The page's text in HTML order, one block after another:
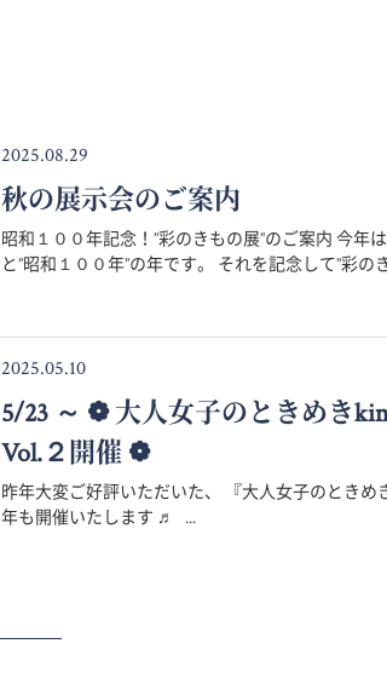
2025.08.29
秋の展示会のご案内
昭和１００年記念！”彩のきもの展”のご案内 今年
と”昭和１００年”の年です。 それを記念して”彩の
2025.05.10
5/23 ～ ❁ 大人女子のときめき
Vol.２開催 ❁
昨年大変ご好評いただいた、 『大人女子のときめ
年も開催いたします ♬ ...